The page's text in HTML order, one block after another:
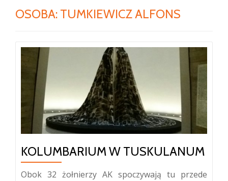
OSOBA: TUMKIEWICZ ALFONS
KOLUMBARIUM W TUSKULANUM
Obok 32 żołnierzy AK spoczywają tu przede